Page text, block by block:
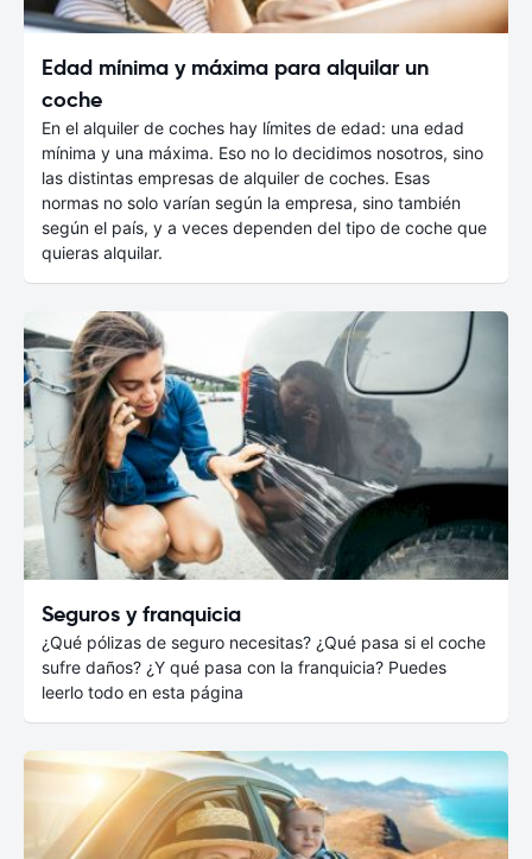
Edad mínima y máxima para alquilar un
coche
En el alquiler de coches hay límites de edad: una edad
mínima y una máxima. Eso no lo decidimos nosotros, sino
las distintas empresas de alquiler de coches. Esas
normas no solo varían según la empresa, sino también
según el país, y a veces dependen del tipo de coche que
quieras alquilar.
Seguros y franquicia
¿Qué pólizas de seguro necesitas? ¿Qué pasa si el coche
sufre daños? ¿Y qué pasa con la franquicia? Puedes
leerlo todo en esta página